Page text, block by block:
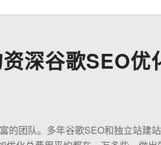
深谷歌SEO优
团队。多年谷歌SEO和独立站建